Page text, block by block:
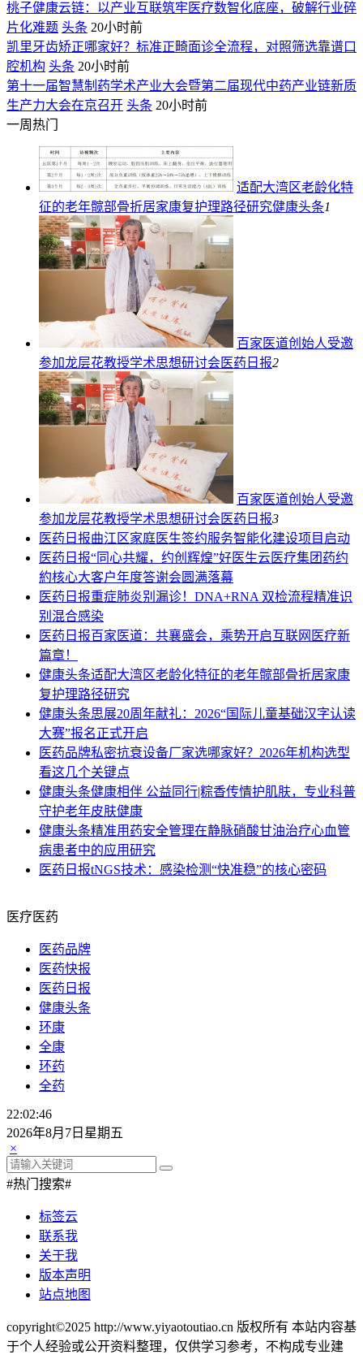
桃子健康云链：以产业互联筑牢医疗数智化底座，破解行业碎
片化难题 头条 20小时前
凯里牙齿矫正哪家好？标准正畸面诊全流程，对照筛选靠谱口
腔机构 头条 20小时前
第十一届智慧制药学术产业大会暨第二届现代中药产业链新质
生产力大会在京召开 头条 20小时前
一周热门
适配大湾区老龄化特
征的老年髋部骨折居家康复护理路径研究健康头条1
百家医道创始人受邀
参加龙层花教授学术思想研讨会医药日报2
百家医道创始人受邀
参加龙层花教授学术思想研讨会医药日报3
医药日报曲江区家庭医生签约服务智能化建设项目启动
医药日报“同心共耀，约创辉煌”好医生云医疗集团药约
約核心大客户年度答谢会圆满落幕
医药日报重症肺炎别漏诊！DNA+RNA 双检流程精准识
别混合感染
医药日报百家医道：共襄盛会，乘势开启互联网医疗新
篇章！
健康头条适配大湾区老龄化特征的老年髋部骨折居家康
复护理路径研究
健康头条思展20周年献礼：2026“国际儿童基础汉字认读
大赛”报名正式开启
医药品牌私密抗衰设备厂家选哪家好？2026年机构选型
看这几个关键点
健康头条健康相伴 公益同行|粽香传情护肌肤，专业科普
守护老年皮肤健康
健康头条精准用药安全管理在静脉硝酸甘油治疗心血管
病患者中的应用研究
医药日报tNGS技术：感染检测“快准稳”的核心密码
医疗医药
医药品牌
医药快报
医药日报
健康头条
环康
全康
环药
全药
22:02:47
2026年8月7日星期五
×
#热门搜索#
标签云
联系我
关于我
版本声明
站点地图
copyright©2025 http://www.yiyaotoutiao.cn 版权所有 本站内容基
于个人经验或公开资料整理，仅供学习参考，不构成专业建